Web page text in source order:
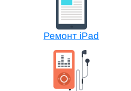
Ремонт iPad